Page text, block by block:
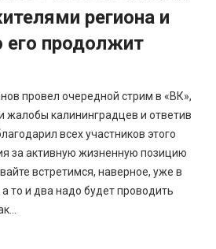
региона и
его продолжит
провел очередной стрим в «ВК»,
калининградцев и ответив
всех участников этого
за активную жизненную позицию
встретимся, наверное, уже в
то и два надо будет проводить